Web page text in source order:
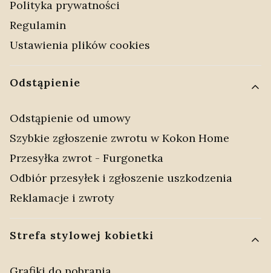
Polityka prywatności
Regulamin
Ustawienia plików cookies
Odstąpienie
Odstąpienie od umowy
Szybkie zgłoszenie zwrotu w Kokon Home
Przesyłka zwrot - Furgonetka
Odbiór przesyłek i zgłoszenie uszkodzenia
Reklamacje i zwroty
Strefa stylowej kobietki